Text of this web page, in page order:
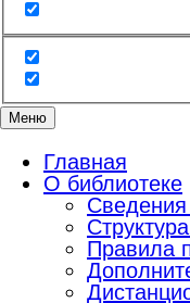
Меню
Главная
О библиотеке
Правила